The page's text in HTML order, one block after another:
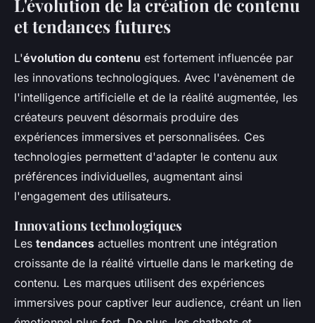
L'évolution de la création de contenu
et tendances futures
L'évolution du contenu est fortement influencée par
les innovations technologiques. Avec l'avènement de
l'intelligence artificielle et de la réalité augmentée, les
créateurs peuvent désormais produire des
expériences immersives et personnalisées. Ces
technologies permettent d'adapter le contenu aux
préférences individuelles, augmentant ainsi
l'engagement des utilisateurs.
Innovations technologiques
Les tendances actuelles montrent une intégration
croissante de la réalité virtuelle dans le marketing de
contenu. Les marques utilisent des expériences
immersives pour captiver leur audience, créant un lien